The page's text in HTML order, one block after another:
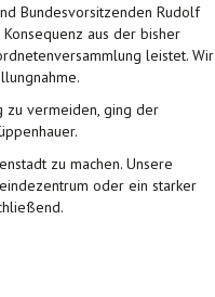
Bundesvorsitzenden Rudolf
aus der bisher
leistet. Wir
zu vermeiden, ging der
zu machen. Unsere
oder ein starker